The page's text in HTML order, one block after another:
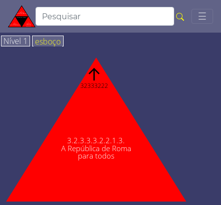
☰
Nível 1 esboço
3.2.3.3.3.2.2.1.3.
A República de Roma
para todos
↑
32333222